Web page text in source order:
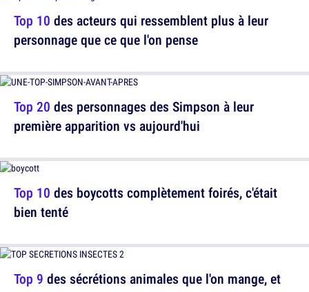
Top 20 des personnages des Simpson à leur
première apparition vs aujourd'hui
Top 9 des sécrétions animales que l'on mange, et
Top 10 des acteurs qui ressemblent plus à leur
personnage que ce que l'on pense
Top 10 des boycotts complètement foirés, c'était
bien tenté